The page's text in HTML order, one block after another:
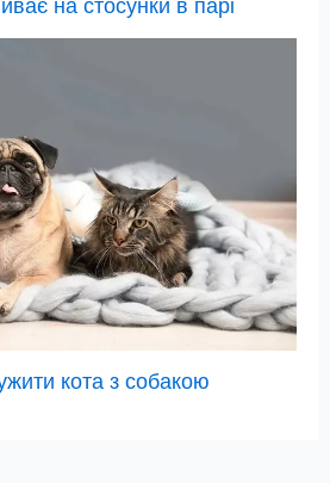
на стосунки в парі
кота з собакою